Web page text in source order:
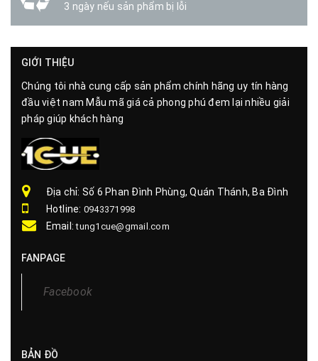
3 ngày nếu sản phẩm bị lỗi
GIỚI THIỆU
Chúng tôi nhà cung cấp sản phẩm chính hãng uy tín hàng
đầu việt nam Mẫu mã giá cả phong phú đem lại nhiều giải
pháp giúp khách hàng
Địa chỉ: Số 6 Phan Đình Phùng, Quán Thánh, Ba Đình
Hotline: 0943371998
Email:tung1cue@gmail.com
FANPAGE
Facebook
BẢN ĐỒ